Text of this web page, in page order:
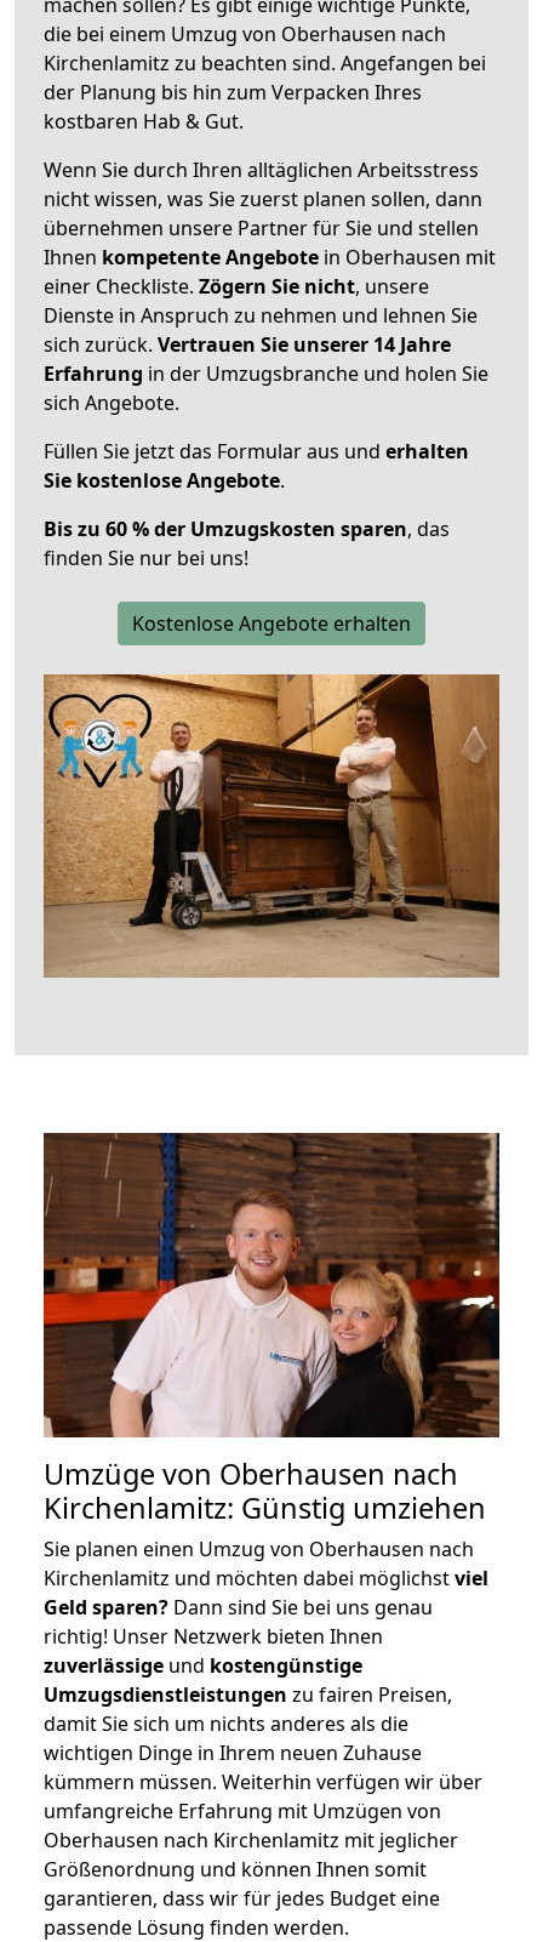
die bei einem Umzug von Oberhausen nach
Kirchenlamitz zu beachten sind. Angefangen bei
der Planung bis hin zum Verpacken Ihres
kostbaren Hab & Gut.
Wenn Sie durch Ihren alltäglichen Arbeitsstress
nicht wissen, was Sie zuerst planen sollen, dann
übernehmen unsere Partner für Sie und stellen
Ihnen kompetente Angebote in Oberhausen mit
einer Checkliste. Zögern Sie nicht, unsere
Dienste in Anspruch zu nehmen und lehnen Sie
sich zurück. Vertrauen Sie unserer 14 Jahre
Erfahrung in der Umzugsbranche und holen Sie
sich Angebote.
Füllen Sie jetzt das Formular aus und erhalten
Sie kostenlose Angebote.
Bis zu 60 % der Umzugskosten sparen, das
finden Sie nur bei uns!
Kostenlose Angebote erhalten
Umzüge von Oberhausen nach
Kirchenlamitz: Günstig umziehen
Sie planen einen Umzug von Oberhausen nach
Kirchenlamitz und möchten dabei möglichstviel
Geld sparen? Dann sind Sie bei uns genau
richtig! Unser Netzwerk bieten Ihnen
zuverlässige und kostengünstige
Umzugsdienstleistungen zu fairen Preisen,
damit Sie sich um nichts anderes als die
wichtigen Dinge in Ihrem neuen Zuhause
kümmern müssen. Weiterhin verfügen wir über
umfangreiche Erfahrung mit Umzügen von
Oberhausen nach Kirchenlamitz mit jeglicher
Größenordnung und können Ihnen somit
garantieren, dass wir für jedes Budget eine
passende Lösung finden werden.